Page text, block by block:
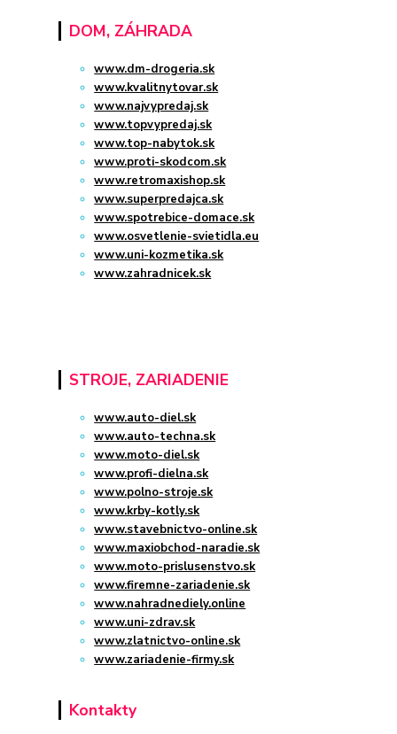
DOM, ZÁHRADA
www.dm-drogeria.sk
www.kvalitnytovar.sk
www.najvypredaj.sk
www.topvypredaj.sk
www.top-nabytok.sk
www.proti-skodcom.sk
www.retromaxishop.sk
www.superpredajca.sk
www.spotrebice-domace.sk
www.osvetlenie-svietidla.eu
www.uni-kozmetika.sk
www.zahradnicek.sk
STROJE, ZARIADENIE
www.auto-diel.sk
www.auto-techna.sk
www.moto-diel.sk
www.profi-dielna.sk
www.polno-stroje.sk
www.krby-kotly.sk
www.stavebnictvo-online.sk
www.maxiobchod-naradie.sk
www.moto-prislusenstvo.sk
www.firemne-zariadenie.sk
www.nahradnediely.online
www.uni-zdrav.sk
www.zlatnictvo-online.sk
www.zariadenie-firmy.sk
Kontakty